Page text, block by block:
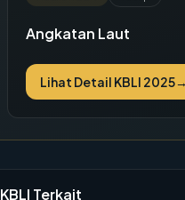
Angkatan Laut
Lihat Detail KBLI 2025→
KBLI Terkait